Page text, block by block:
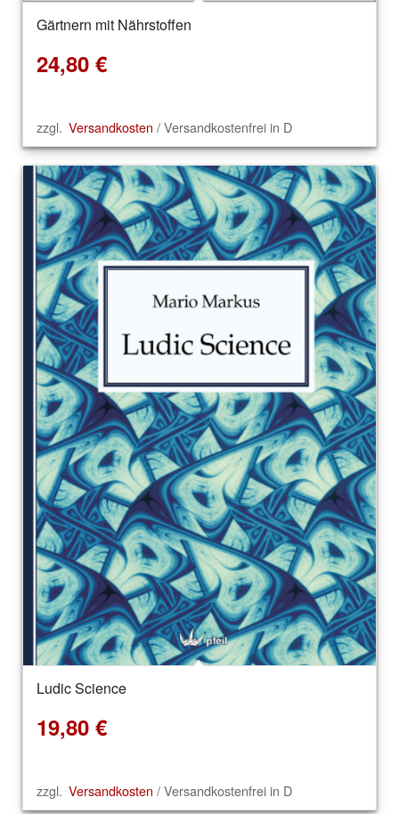
Gärtnern mit Nährstoffen
24,80 €
zzgl. Versandkosten / Versandkostenfrei in D
Ludic Science
19,80 €
zzgl. Versandkosten / Versandkostenfrei in D